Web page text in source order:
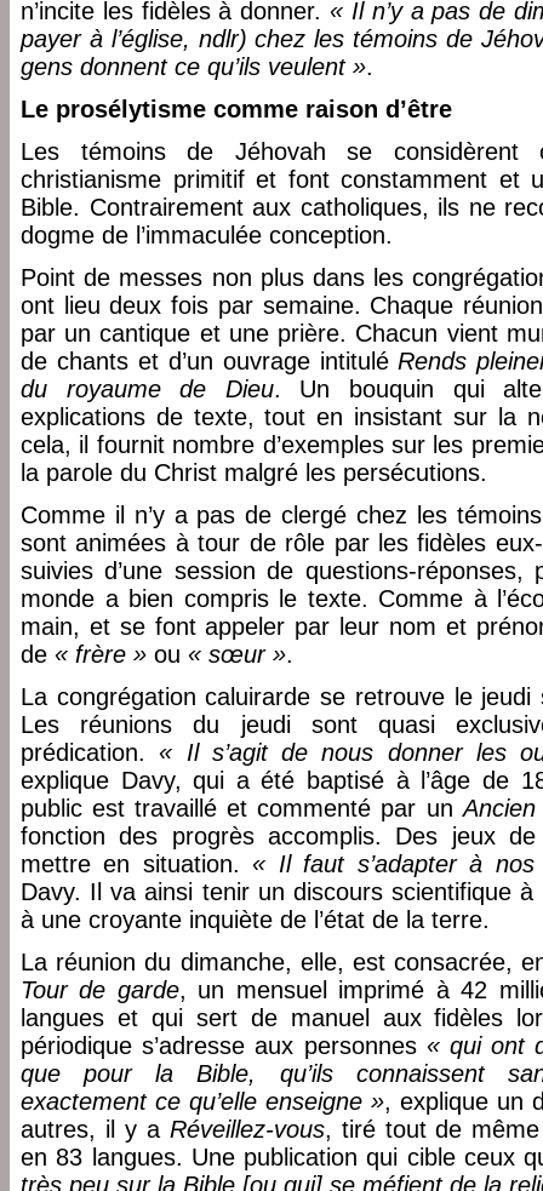
n’incite les fidèles à donner.« Il n’y a pas de
payer à l’église, ndlr) chez les témoins de
gens donnent ce qu’ils veulent ».
Le prosélytisme comme raison d’être
Les témoins de Jéhovah se considèrent
christianisme primitif et font constamment et
Bible. Contrairement aux catholiques, ils ne
dogme de l’immaculée conception.
Point de messes non plus dans les
ont lieu deux fois par semaine. Chaque
par un cantique et une prière. Chacun vient
de chants et d’un ouvrage intituléRends
du royaume de Dieu. Un bouquin qui
explications de texte, tout en insistant sur la
cela, il fournit nombre d’exemples sur les
la parole du Christ malgré les persécutions.
Comme il n’y a pas de clergé chez les
sont animées à tour de rôle par les fidèles
suivies d’une session de questions-réponses,
monde a bien compris le texte. Comme à
main, et se font appeler par leur nom et
de « frère » ou « sœur ».
La congrégation caluirarde se retrouve le
Les réunions du jeudi sont quasi
prédication.« Il s’agit de nous donner les
explique Davy, qui a été baptisé à l’âge de
public est travaillé et commenté par unAncien
fonction des progrès accomplis. Des jeux
mettre en situation.« Il faut s’adapter à nos
Davy. Il va ainsi tenir un discours scientifique
à une croyante inquiète de l’état de la terre.
La réunion du dimanche, elle, est consacrée,
Tour de garde, un mensuel imprimé à 42
langues et qui sert de manuel aux fidèles
périodique s’adresse aux personnes « qui ont
que pour la Bible, qu’ils connaissent
exactement ce qu’elle enseigne », explique un
autres, il y a Réveillez-vous, tiré tout de
en 83 langues. Une publication qui cible ceux
très peu sur la Bible [ou qui] se méfient de la